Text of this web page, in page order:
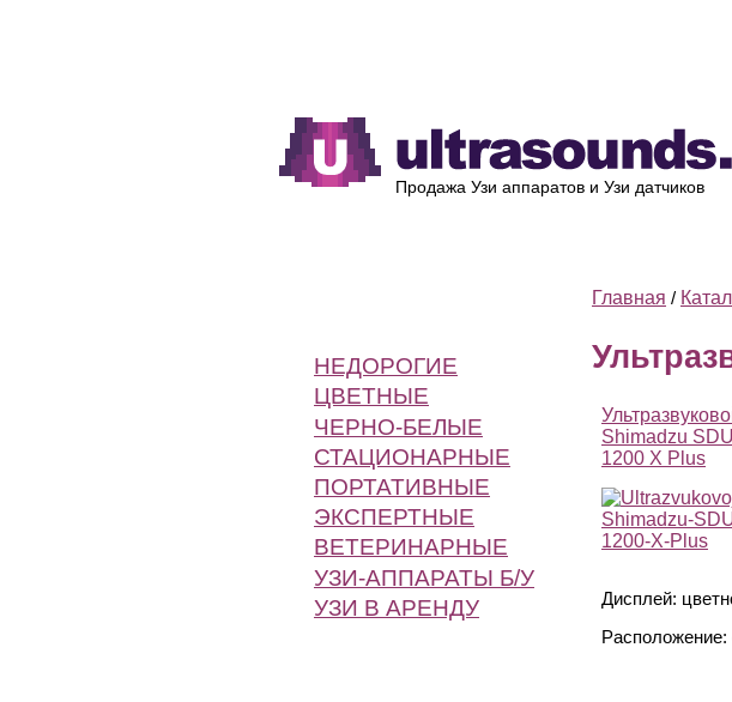
Продажа Узи аппаратов и Узи датчиков
НЕДОРОГИЕ
ЦВЕТНЫЕ
ЧЕРНО-БЕЛЫЕ
СТАЦИОНАРНЫЕ
ПОРТАТИВНЫЕ
ЭКСПЕРТНЫЕ
ВЕТЕРИНАРНЫЕ
УЗИ-АППАРАТЫ Б/У
УЗИ В АРЕНДУ
Главная /
Shimadzu
1200 X Plus
Дисплей: